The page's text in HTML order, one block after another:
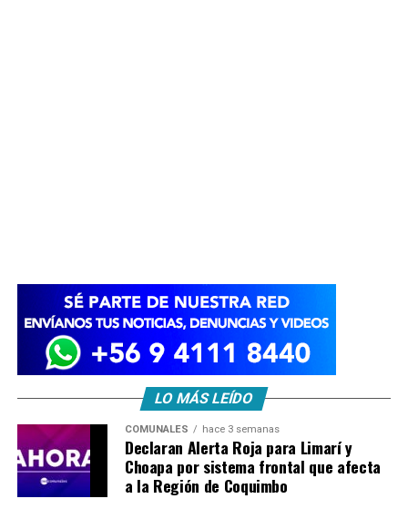
LO MÁS LEÍDO
COMUNALES hace 3 semanas
Declaran Alerta Roja para Limarí y
Choapa por sistema frontal que afecta
a la Región de Coquimbo